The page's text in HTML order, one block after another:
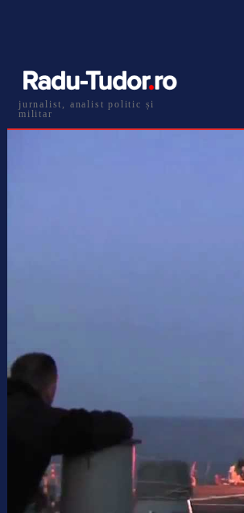
jurnalist, analist politic și
militar